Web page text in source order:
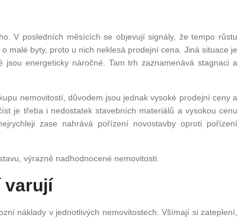
V posledních měsících se objevují signály, že tempo růstu
malé byty, proto u nich neklesá prodejní cena. Jiná situace je
energeticky náročné. Tam trh zaznamenává stagnaci a
nemovitostí, důvodem jsou jednak vysoké prodejní ceny a
je třeba i nedostatek stavebních materiálů a vysokou cenu
zase nahrává pořízení novostavby oproti pořízení
výrazně nadhodnocené nemovitosti.
varují
náklady v jednotlivých nemovitostech. Všímají si zateplení,